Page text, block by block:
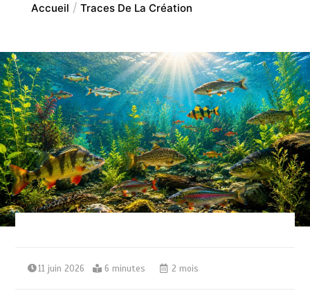
Accueil Traces De La Création
11 juin 2026 6 minutes 2 mois